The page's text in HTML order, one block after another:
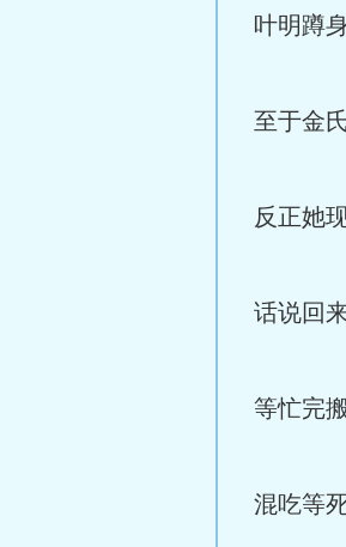
叶明蹲
至于金
反正她
话说回
等忙完
混吃等